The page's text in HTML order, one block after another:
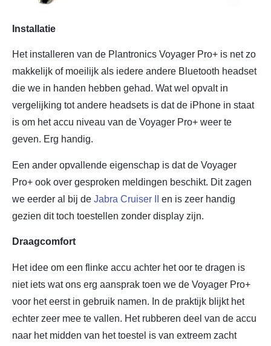
Installatie
Het installeren van de Plantronics Voyager Pro+ is net zo
makkelijk of moeilijk als iedere andere Bluetooth headset
die we in handen hebben gehad. Wat wel opvalt in
vergelijking tot andere headsets is dat de iPhone in staat
is om het accu niveau van de Voyager Pro+ weer te
geven. Erg handig.
Een ander opvallende eigenschap is dat de Voyager
Pro+ ook over gesproken meldingen beschikt. Dit zagen
we eerder al bij de Jabra Cruiser II
en is zeer handig
gezien dit toch toestellen zonder display zijn.
Draagcomfort
Het idee om een flinke accu achter het oor te dragen is
niet iets wat ons erg aansprak toen we de Voyager Pro+
voor het eerst in gebruik namen. In de praktijk blijkt het
echter zeer mee te vallen. Het rubberen deel van de accu
naar het midden van het toestel is van extreem zacht